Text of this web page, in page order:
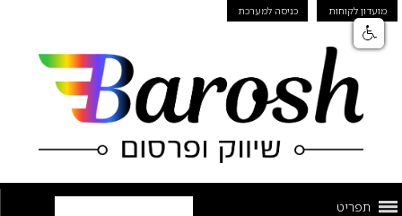
מועדון לקוחות כניסה למערכת
תפריט